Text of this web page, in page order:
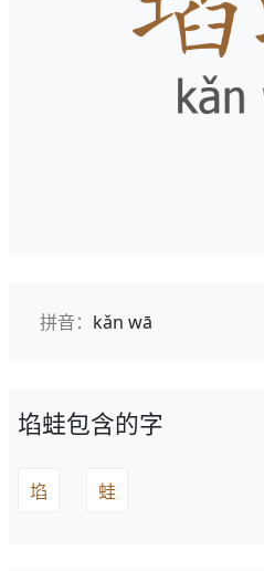
拼音： kǎn wā
埳蛙包含的字
埳 蛙